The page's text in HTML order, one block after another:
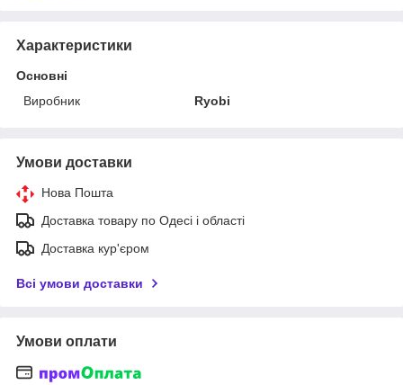
Характеристики
Основні
Виробник
Ryobi
Умови доставки
Нова Пошта
Доставка товару по Одесі і області
Доставка кур'єром
Всі умови доставки
Умови оплати